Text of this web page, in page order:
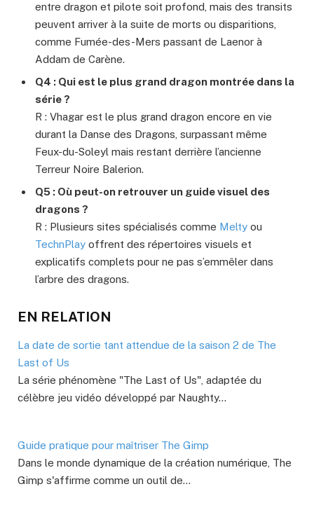
entre dragon et pilote soit profond, mais des transits
peuvent arriver à la suite de morts ou disparitions,
comme Fumée-des-Mers passant de Laenor à
Addam de Carène.
Q4 : Qui est le plus grand dragon montrée dans la
série ?
R : Vhagar est le plus grand dragon encore en vie
durant la Danse des Dragons, surpassant même
Feux-du-Soleyl mais restant derrière l’ancienne
Terreur Noire Balerion.
Q5 : Où peut-on retrouver un guide visuel des
dragons ?
R : Plusieurs sites spécialisés comme Melty ou
TechnPlay offrent des répertoires visuels et
explicatifs complets pour ne pas s’emmêler dans
l’arbre des dragons.
EN RELATION
La date de sortie tant attendue de la saison 2 de The
Last of Us
La série phénomène "The Last of Us", adaptée du
célèbre jeu vidéo développé par Naughty…
Guide pratique pour maîtriser The Gimp
Dans le monde dynamique de la création numérique, The
Gimp s'affirme comme un outil de…